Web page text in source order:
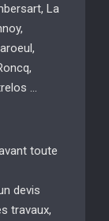
La
…
toute
devis
travaux,